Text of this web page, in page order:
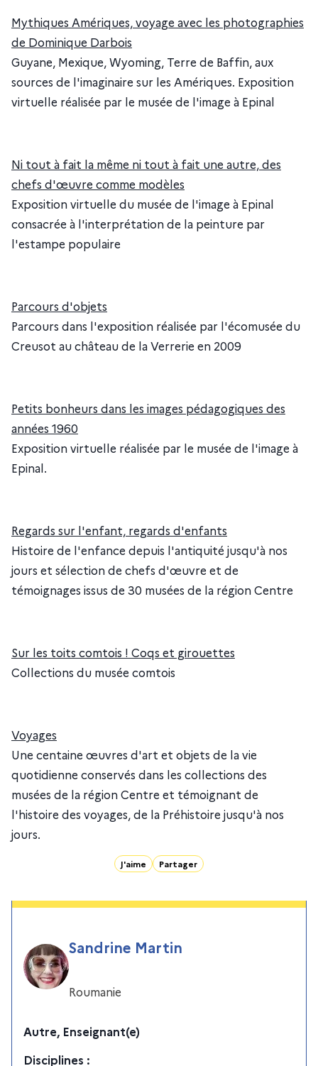
Mythiques Amériques, voyage avec les photographies
de Dominique Darbois
Guyane, Mexique, Wyoming, Terre de Baffin, aux
sources de l'imaginaire sur les Amériques. Exposition
virtuelle réalisée par le musée de l'image à Epinal
Ni tout à fait la même ni tout à fait une autre, des
chefs d'œuvre comme modèles
Exposition virtuelle du musée de l'image à Epinal
consacrée à l'interprétation de la peinture par
l'estampe populaire
Parcours d'objets
Parcours dans l'exposition réalisée par l'écomusée du
Creusot au château de la Verrerie en 2009
Petits bonheurs dans les images pédagogiques des
années 1960
Exposition virtuelle réalisée par le musée de l'image à
Epinal.
Regards sur l'enfant, regards d'enfants
Histoire de l'enfance depuis l'antiquité jusqu'à nos
jours et sélection de chefs d'œuvre et de
témoignages issus de 30 musées de la région Centre
Sur les toits comtois ! Coqs et girouettes
Collections du musée comtois
Voyages
Une centaine œuvres d'art et objets de la vie
quotidienne conservés dans les collections des
musées de la région Centre et témoignant de
l'histoire des voyages, de la Préhistoire jusqu'à nos
jours.
J'aime Partager
Sandrine Martin
Roumanie
Autre, Enseignant(e)
Disciplines :